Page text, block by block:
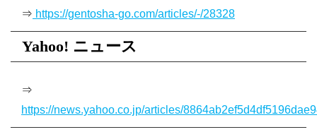
⇒ https://gentosha-go.com/articles/-/28328
Yahoo! ニュース
⇒
https://news.yahoo.co.jp/articles/